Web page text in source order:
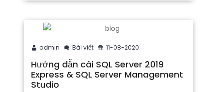
admin Bài viết 11-08-2020
Hướng dẫn cài SQL Server 2019
Express & SQL Server Management
Studio